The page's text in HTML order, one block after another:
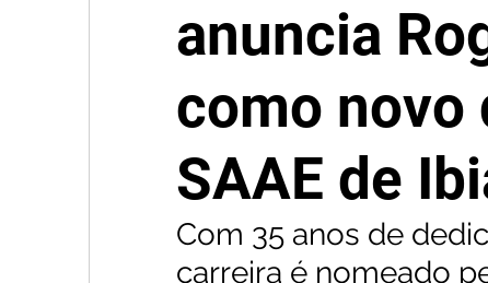
anuncia
como novo
SAAE de
Com 35 anos de
carreira é nomeado